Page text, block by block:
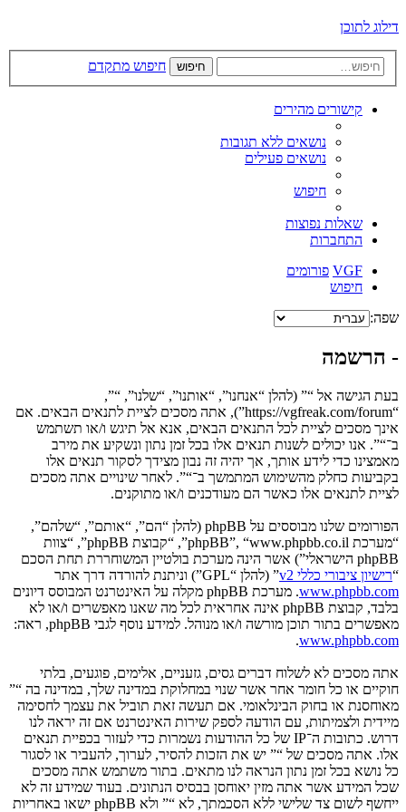
דילוג לתוכן
חיפוש חיפוש מתקדם
קישורים מהירים
נושאים ללא תגובות
נושאים פעילים
חיפוש
שאלות נפוצות
התחברות
VGF פורומים
חיפוש
שפה:
- הרשמה
בעת הגישה אל “” (להלן “אנחנו”, “אותנו”, “שלנו”, “”,
“https://vgfreak.com/forum”), אתה מסכים לציית לתנאים הבאים. אם
אינך מסכים לציית לכל התנאים הבאים, אנא אל תיגש ו/או תשתמש
ב־“”. אנו יכולים לשנות תנאים אלו בכל זמן נתון ונשקיע את מירב
מאמצינו כדי לידע אותך, אך יהיה זה נבון מצידך לסקור תנאים אלו
בקביעות כחלק מהשימוש המתמשך ב־“”. לאחר שינויים אתה מסכים
לציית לתנאים אלו כאשר הם מעודכנים ו/או מתוקנים.
הפורומים שלנו מבוססים על phpBB (להלן “הם”, “אותם”, “שלהם”,
“מערכת phpBB”, “www.phpbb.co.il”, “קבוצת phpBB”, “צוות
phpBB הישראלי”) אשר הינה מערכת בולטיין המשוחררת תחת הסכם
“רישיון ציבורי כללי v2
” (להלן “GPL”) וניתנת להורדה דרך אתר
www.phpbb.com
. מערכת phpBB מקלה על האינטרנט המבוסס דיונים
בלבד, קבוצת phpBB אינה אחראית לכל מה שאנו מאפשרים ו/או לא
מאפשרים בתור תוכן מורשה ו/או מנוהל. למידע נוסף לגבי phpBB, ראה:
www.phpbb.com
.
אתה מסכים לא לשלוח דברים גסים, גזעניים, אלימים, פוגעים, בלתי
חוקיים או כל חומר אחר אשר שנוי במחלוקת במדינה שלך, במדינה בה “”
מאוחסנת או בחוק הבינלאומי. אם תעשה זאת תוביל את עצמך לחסימה
מיידית ולצמיתות, עם הודעה לספק שירות האינטרנט אם זה יראה לנו
דרוש. כתובות ה־IP של כל ההודעות נשמרות כדי לעזור בכפיית תנאים
אלו. אתה מסכים של “” יש את הזכות להסיר, לערוך, להעביר או לסגור
כל נושא בכל זמן נתון הנראה לנו מתאים. בתור משתמש אתה מסכים
שכל המידע אשר אתה מזין יאוחסן בבסיס הנתונים. בעוד שמידע זה לא
ייחשף לשום צד שלישי ללא הסכמתך, לא “” ולא phpBB ישאו באחריות